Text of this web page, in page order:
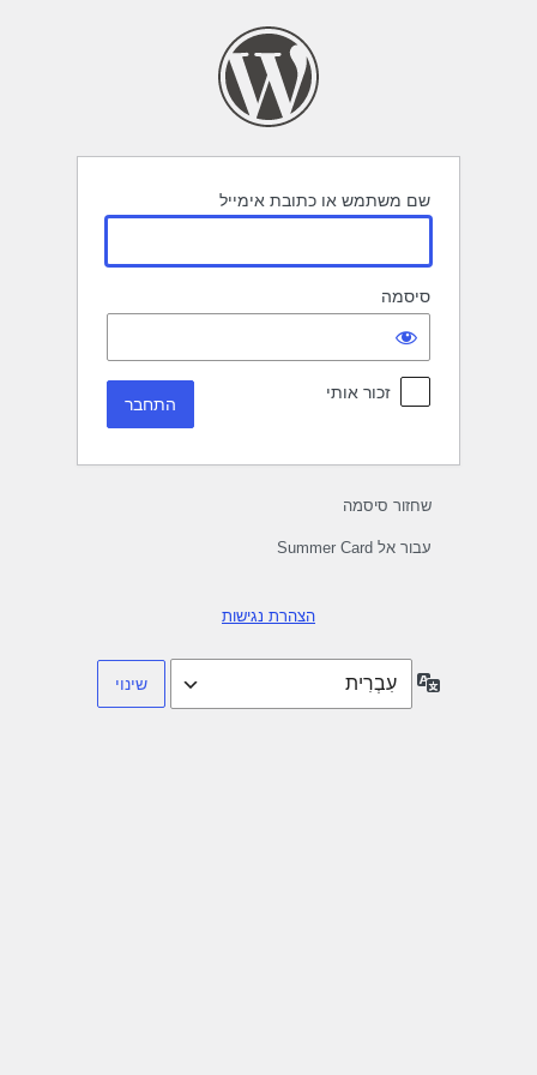
שם משתמש או כתובת אימייל
סיסמה
זכור אותי
שחזור סיסמה
עבור אל Summer Card
הצהרת נגישות
שפה